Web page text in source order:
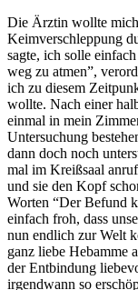
Die Ärztin wollte
Keimverschleppung
sagte, ich solle
weg zu atmen”,
ich zu diesem
wollte. Nach einer
einmal in mein
Untersuchung
dann doch noch
mal im Kreißsaal
und sie den Kopf
Worten “Der Befund
einfach froh, dass
nun endlich zur Welt
ganz liebe Hebamme
der Entbindung
irgendwann so